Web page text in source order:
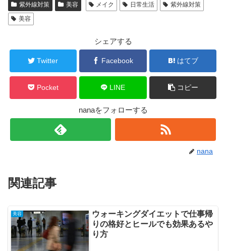
紫外線対策 美容 メイク 日常生活
紫外線対策
美容
シェアする
Twitter Facebook はてブ
Pocket LINE コピー
nanaをフォローする
nana
関連記事
美容
ウォーキングダイエットで仕事帰
りの格好とヒールでも効果あるや
り方